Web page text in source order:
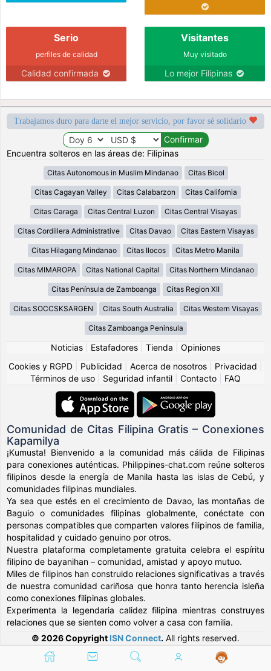
Serio
perfiles de calidad
Calidad confirmada
Visitantes
Muy visitado
Lo mejor Filipinas
Trabajamos duro para darte el mejor servicio, por favor sé solidario
Encuentra solteros en las áreas de: Filipinas
Citas Autonomous in Muslim Mindanao Citas Bicol
Citas Cagayan Valley Citas Calabarzon Citas California
Citas Caraga Citas Central Luzon Citas Central Visayas
Citas Cordillera Administrative Citas Davao Citas Eastern Visayas
Citas Hilagang Mindanao Citas Ilocos Citas Metro Manila
Citas MIMAROPA Citas National Capital Citas Northern Mindanao
Citas Península de Zamboanga Citas Region XII
Citas SOCCSKSARGEN Citas South Australia Citas Western Visayas
Citas Zamboanga Peninsula
Noticias Estafadores Tienda
Opiniones
Cookies y RGPD
Publicidad Acerca de nosotros Privacidad
Términos de uso
Seguridad infantil Contacto FAQ
Comunidad de Citas Filipina Gratis – Conexiones
Kapamilya
¡Kumusta! Bienvenido a la comunidad más cálida de Filipinas
para conexiones auténticas. Philippines-chat.com reúne solteros
filipinos desde la energía de Manila hasta las islas de Cebú, y
comunidades filipinas mundiales.
Ya sea que estés en el crecimiento de Davao, las montañas de
Baguio o comunidades filipinas globalmente, conéctate con
personas compatibles que comparten valores filipinos de familia,
hospitalidad y cuidado genuino por otros.
Nuestra plataforma completamente gratuita celebra el espíritu
filipino de bayanihan – comunidad, amistad y apoyo mutuo.
Miles de filipinos han construido relaciones significativas a través
de nuestra comunidad cariñosa que honra tanto herencia isleña
como conexiones filipinas globales.
Experimenta la legendaria calidez filipina mientras construyes
relaciones que se sienten como volver a casa con familia.
© 2026 Copyright ISN Connect. All rights reserved.